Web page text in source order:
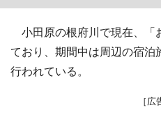
小田原の根府川で現在、「
ており、期間中は周辺の宿
行われている。
［広